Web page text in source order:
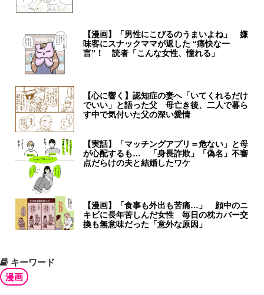
【漫画】「男性にこびるのうまいよね」 嫌
味客にスナックママが返した “痛快な一
言”！ 読者「こんな女性、憧れる」
【心に響く】認知症の妻へ「いてくれるだけ
でいい」と語った父 母亡き後、二人で暮ら
す中で気付いた父の深い愛情
【実話】「マッチングアプリ＝危ない」と母
が心配するも… 「身長詐欺」「偽名」不審
点だらけの夫と結婚したワケ
【漫画】「食事も外出も苦痛…」 顔中のニ
キビに長年苦しんだ女性 毎日の枕カバー交
換も無意味だった「意外な原因」
キーワード
漫画